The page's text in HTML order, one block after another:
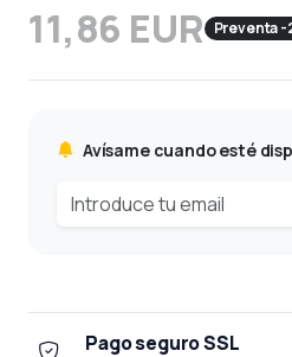
11,86 EUR Preventa -
Avísame cuando esté
Pago seguro SSL